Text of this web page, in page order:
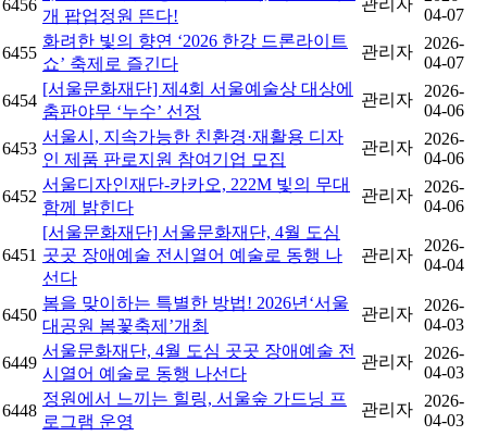
6456
개 팝업정원 뜬다!
관리자
04-07
6455
화려한 빛의 향연 ‘2026 한강 드론라이트
쇼’ 축제로 즐긴다
관리자
2026-
04-07
6454
[서울문화재단] 제4회 서울예술상 대상에
춤판야무 ‘누수’ 선정
관리자
2026-
04-06
6453
서울시, 지속가능한 친환경·재활용 디자
인 제품 판로지원 참여기업 모집
관리자
2026-
04-06
6452
서울디자인재단-카카오, 222M 빛의 무대
함께 밝힌다
관리자
2026-
04-06
6451
[서울문화재단] 서울문화재단, 4월 도심
곳곳 장애예술 전시열어 예술로 동행 나
선다
관리자
2026-
04-04
6450
봄을 맞이하는 특별한 방법! 2026년‘서울
대공원 봄꽃축제’개최
관리자
2026-
04-03
6449
서울문화재단, 4월 도심 곳곳 장애예술 전
시열어 예술로 동행 나선다
관리자
2026-
04-03
6448
정원에서 느끼는 힐링, 서울숲 가드닝 프
로그램 운영
관리자
2026-
04-03